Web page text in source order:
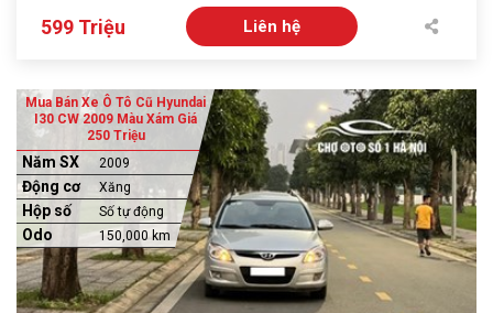
599 Triệu Liên hệ
Mua Bán Xe Ô Tô Cũ Hyundai
I30 CW 2009 Màu Xám Giá
250 Triệu
Năm SX 2009
Động cơ Xăng
Hộp số Số tự động
Odo 150,000 km